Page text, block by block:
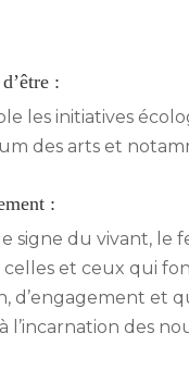
:
les initiatives
des arts et
:
signe du vivant, le
celles et ceux qui
d’engagement et
l’incarnation des